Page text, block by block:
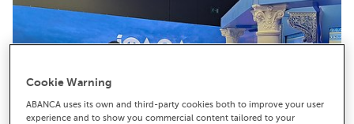
Cookie Warning
ABANCA uses its own and third-party cookies both to improve your user
experience and to show you commercial content tailored to your